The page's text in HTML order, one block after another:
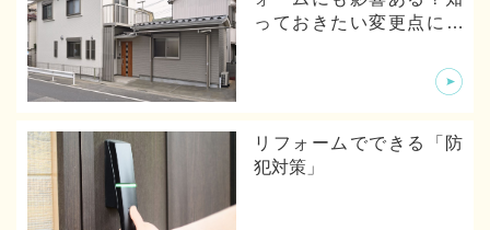
っておきたい変更点につ
リフォームでできる「防
犯対策」